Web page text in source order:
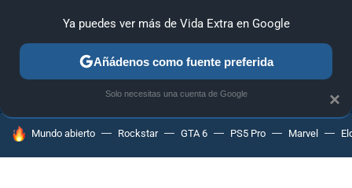
ANÁLISIS GUÍAS Y TRUCOS PC SONY NINTENDO
HOY SE HABLA DE
Mundo abierto Rockstar GTA 6 PS5 Pro Marvel
×
Ya puedes ver más de Vida Extra en Google
Añádenos como fuente preferida
Solo necesitas una cuenta de Google